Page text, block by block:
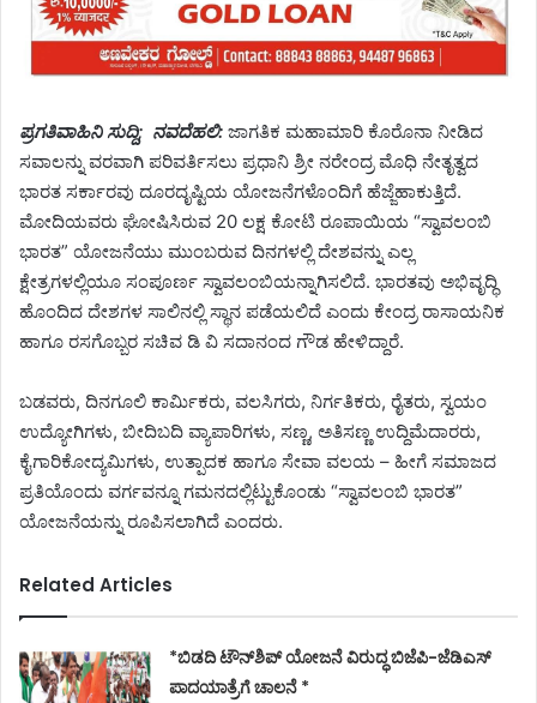
ಪ್ರಗತಿವಾಹಿನಿ ಸುದ್ದಿ; ನವದೆಹಲಿ: ಜಾಗತಿಕ ಮಹಾಮಾರಿ ಕೊರೊನಾ ನೀಡಿದ
ಸವಾಲನ್ನು ವರವಾಗಿ ಪರಿವರ್ತಿಸಲು ಪ್ರಧಾನಿ ಶ್ರೀ ನರೇಂದ್ರ ಮೊಧಿ ನೇತೃತ್ವದ
ಭಾರತ ಸರ್ಕಾರವು ದೂರದೃಷ್ಟಿಯ ಯೋಜನೆಗಳೊಂದಿಗೆ ಹೆಜ್ಜೆಹಾಕುತ್ತಿದೆ.
ಮೋದಿಯವರು ಘೋಷಿಸಿರುವ 20 ಲಕ್ಷ ಕೋಟಿ ರೂಪಾಯಿಯ “ಸ್ವಾವಲಂಬಿ
ಭಾರತ” ಯೋಜನೆಯು ಮುಂಬರುವ ದಿನಗಳಲ್ಲಿ ದೇಶವನ್ನು ಎಲ್ಲ
ಕ್ಷೇತ್ರಗಳಲ್ಲಿಯೂ ಸಂಪೂರ್ಣ ಸ್ವಾವಲಂಬಿಯನ್ನಾಗಿಸಲಿದೆ. ಭಾರತವು ಅಭಿವೃದ್ಧಿ
ಹೊಂದಿದ ದೇಶಗಳ ಸಾಲಿನಲ್ಲಿ ಸ್ಥಾನ ಪಡೆಯಲಿದೆ ಎಂದು ಕೇಂದ್ರ ರಾಸಾಯನಿಕ
ಹಾಗೂ ರಸಗೊಬ್ಬರ ಸಚಿವ ಡಿ ವಿ ಸದಾನಂದ ಗೌಡ ಹೇಳಿದ್ದಾರೆ.
ಬಡವರು, ದಿನಗೂಲಿ ಕಾರ್ಮಿಕರು, ವಲಸಿಗರು, ನಿರ್ಗತಿಕರು, ರೈತರು, ಸ್ವಯಂ
ಉದ್ಯೋಗಿಗಳು, ಬೀದಿಬದಿ ವ್ಯಾಪಾರಿಗಳು, ಸಣ್ಣ, ಅತಿಸಣ್ಣ ಉದ್ದಿಮೆದಾರರು,
ಕೈಗಾರಿಕೋದ್ಯಮಿಗಳು, ಉತ್ಪಾದಕ ಹಾಗೂ ಸೇವಾ ವಲಯ – ಹೀಗೆ ಸಮಾಜದ
ಪ್ರತಿಯೊಂದು ವರ್ಗವನ್ನೂ ಗಮನದಲ್ಲಿಟ್ಟುಕೊಂಡು “ಸ್ವಾವಲಂಬಿ ಭಾರತ”
ಯೋಜನೆಯನ್ನು ರೂಪಿಸಲಾಗಿದೆ ಎಂದರು.
Related Articles
*ಬಿಡದಿ ಟೌನ್‌ಶಿಪ್ ಯೋಜನೆ ವಿರುದ್ಧ ಬಿಜೆಪಿ-ಜೆಡಿಎಸ್
ಪಾದಯಾತ್ರೆಗೆ ಚಾಲನೆ *